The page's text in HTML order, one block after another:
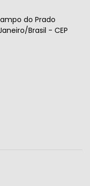
do Prado
Brasil - CEP